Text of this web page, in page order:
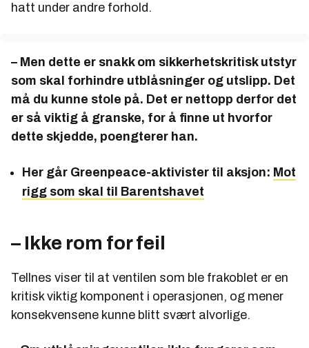
hatt under andre forhold.
– Men dette er snakk om sikkerhetskritisk utstyr
som skal forhindre utblåsninger og utslipp. Det
må du kunne stole på. Det er nettopp derfor det
er så viktig å granske, for å finne ut hvorfor
dette skjedde, poengterer han.
Her går Greenpeace-aktivister til aksjon: Mot
rigg som skal til Barentshavet
– Ikke rom for feil
Tellnes viser til at ventilen som ble frakoblet er en
kritisk viktig komponent i operasjonen, og mener
konsekvensene kunne blitt svært alvorlige.